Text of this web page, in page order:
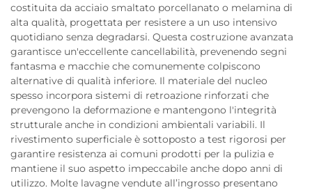
costituita da acciaio smaltato porcellanato o melamina di
alta qualità, progettata per resistere a un uso intensivo
quotidiano senza degradarsi. Questa costruzione avanzata
garantisce un'eccellente cancellabilità, prevenendo segni
fantasma e macchie che comunemente colpiscono
alternative di qualità inferiore. Il materiale del nucleo
spesso incorpora sistemi di retroazione rinforzati che
prevengono la deformazione e mantengono l'integrità
strutturale anche in condizioni ambientali variabili. Il
rivestimento superficiale è sottoposto a test rigorosi per
garantire resistenza ai comuni prodotti per la pulizia e
mantiene il suo aspetto impeccabile anche dopo anni di
utilizzo. Molte lavagne vendute all’ingrosso presentano